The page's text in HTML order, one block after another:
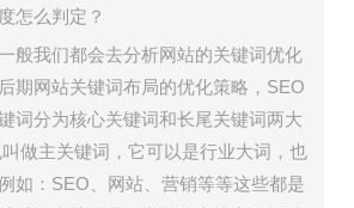
怎么判定？
般我们都会去分析网站的关键词优化
期网站关键词布局的优化策略，SEO
词分为核心关键词和长尾关键词两大
做主关键词，它可以是行业大词，也
如：SEO、网站、营销等等这些都是